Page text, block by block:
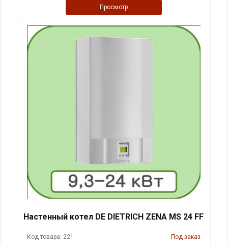
Просмотр
Настенный котел DE DIETRICH ZENA MS 24 FF
Код товара: 221 Под заказ